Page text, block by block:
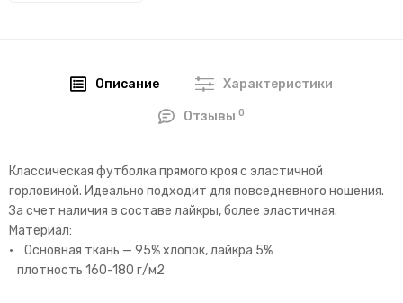
Описание Характеристики
Отзывы0
Классическая футболка прямого кроя с эластичной
горловиной. Идеально подходит для повседневного ношения.
За счет наличия в составе лайкры, более эластичная.
Материал:
• Основная ткань — 95% хлопок, лайкра 5%
плотность 160-180 г/м2